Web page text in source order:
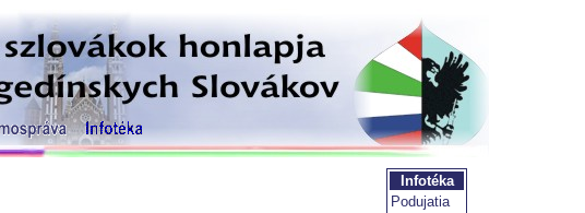
Infotéka
Podujatia